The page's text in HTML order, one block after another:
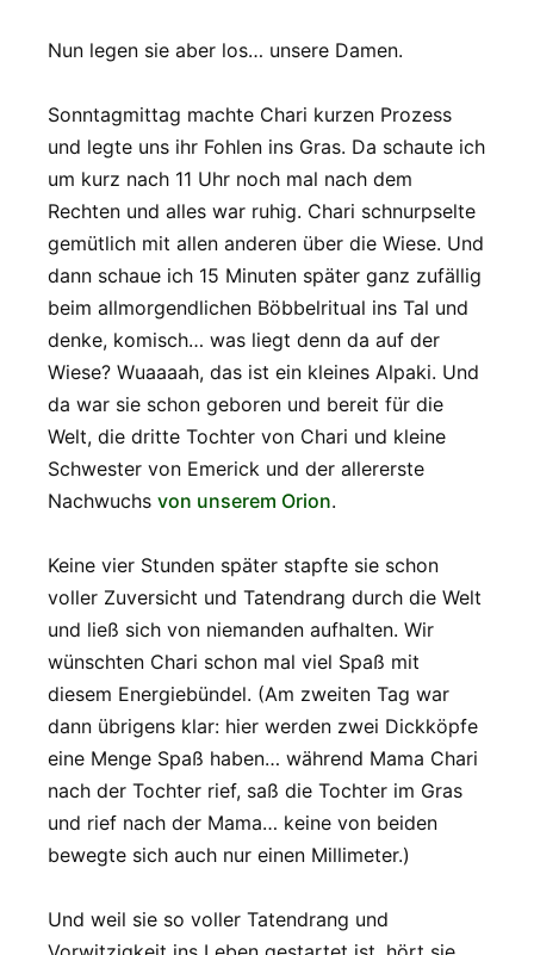
Nun legen sie aber los… unsere Damen.
Sonntagmittag machte Chari kurzen Prozess
und legte uns ihr Fohlen ins Gras. Da schaute ich
um kurz nach 11 Uhr noch mal nach dem
Rechten und alles war ruhig. Chari schnurpselte
gemütlich mit allen anderen über die Wiese. Und
dann schaue ich 15 Minuten später ganz zufällig
beim allmorgendlichen Böbbelritual ins Tal und
denke, komisch… was liegt denn da auf der
Wiese? Wuaaaah, das ist ein kleines Alpaki. Und
da war sie schon geboren und bereit für die
Welt, die dritte Tochter von Chari und kleine
Schwester von Emerick und der allererste
Nachwuchs von unserem Orion.
Keine vier Stunden später stapfte sie schon
voller Zuversicht und Tatendrang durch die Welt
und ließ sich von niemanden aufhalten. Wir
wünschten Chari schon mal viel Spaß mit
diesem Energiebündel. (Am zweiten Tag war
dann übrigens klar: hier werden zwei Dickköpfe
eine Menge Spaß haben… während Mama Chari
nach der Tochter rief, saß die Tochter im Gras
und rief nach der Mama… keine von beiden
bewegte sich auch nur einen Millimeter.)
Und weil sie so voller Tatendrang und